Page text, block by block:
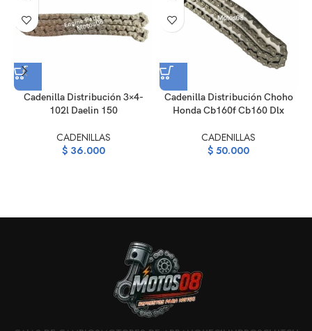
Cadenilla Distribución 3×4-
102l Daelin 150
CADENILLAS
$36.000
Cadenilla Distribución Choho
Honda Cb160f Cb160 Dlx
CADENILLAS
$ 50.000